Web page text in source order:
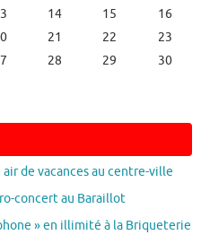
14 15
16
21 22
23
28 29
30
air de vacances au centre-ville
concert au Baraillot
» en illimité à la Briqueterie